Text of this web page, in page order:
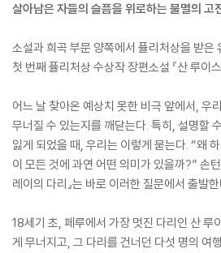
살아남은 자들의 슬픔을 위로하는 불멸의 고
소설과 희곡 부문 양쪽에서 퓰리처상을 받은
첫 번째 퓰리처상 수상작 장편소설 『산 루이
어느 날 찾아온 예상치 못한 비극 앞에서, 우
무너질 수 있는지를 깨닫는다. 특히, 설명할
잃게 되었을 때, 우리는 이렇게 묻는다. “왜
이 모든 것에 과연 어떤 의미가 있을까?” 손
레이의 다리』는 바로 이러한 질문에서 출발
18세기 초, 페루에서 가장 멋진 다리인 산 루
게 무너지고, 그 다리를 건너던 다섯 명의 여